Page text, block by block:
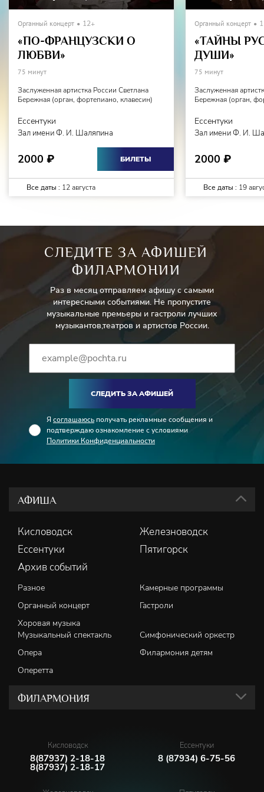
Органный концерт 12+
«ПО-ФРАНЦУЗСКИ О
ЛЮБВИ»
75 минут
Заслуженная артистка России Светлана
Бережная (орган, фортепиано, клавесин)
Ессентуки
Зал имени Ф. И. Шаляпина
2000 ₽ БИЛЕТЫ
Все даты : 12 августа
Органный концерт
«ТАЙНЫ
ДУШИ»
75 минут
Заслуженная
Бережная (орган,
Ессентуки
Зал имени Ф. И.
2000 ₽
Все даты : 19
СЛЕДИТЕ ЗА АФИШЕЙ
ФИЛАРМОНИИ
Раз в месяц отправляем афишу с самыми
интересными событиями. Не пропустите
музыкальные премьеры и гастроли лучших
музыкантов,театров и артистов России.
СЛЕДИТЬ ЗА АФИШЕЙ
Я соглашаюсь получать рекламные сообщения и
подтверждаю ознакомление с условиями
Политики Конфиденциальности
АФИША
Кисловодск
Железноводск
Ессентуки
Пятигорск
Архив событий
Разное
Камерные программы
Органный концерт
Гастроли
Хоровая музыка
Музыкальный спектакль
Симфонический оркестр
Опера
Филармония детям
Оперетта
ФИЛАРМОНИЯ
Кисловодск
8(87937) 2-18-18
8(87937) 2-18-17
Ессентуки
8 (87934) 6-75-56